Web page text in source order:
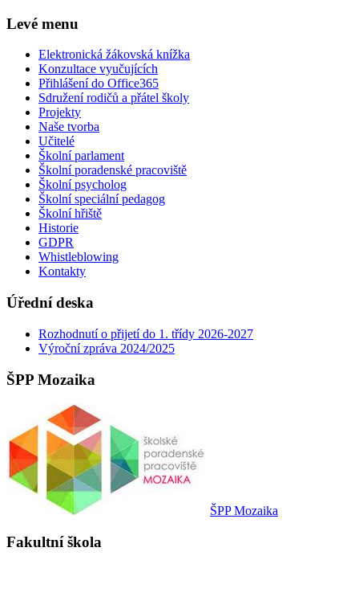
Levé menu
Elektronická žákovská knížka
Konzultace vyučujících
Přihlášení do Office365
Sdružení rodičů a přátel školy
Projekty
Naše tvorba
Učitelé
Školní parlament
Školní poradenské pracoviště
Školní psycholog
Školní speciální pedagog
Školní hřiště
Historie
GDPR
Whistleblowing
Kontakty
Úřední deska
Rozhodnutí o přijetí do 1. třídy 2026-2027
Výroční zpráva 2024/2025
ŠPP Mozaika
ŠPP Mozaika
Fakultní škola